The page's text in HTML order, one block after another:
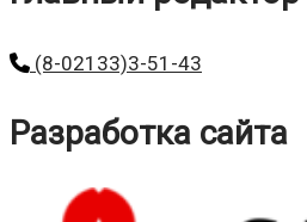
(8-02133)3-51-43
Разработка сайта